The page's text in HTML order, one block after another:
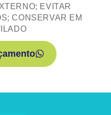
EVITAR
CONSERVAR EM